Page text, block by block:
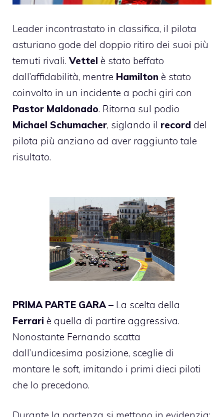
Leader incontrastato in classifica, il pilota
asturiano gode del doppio ritiro dei suoi più
temuti rivali.Vettel è stato beffato
dall’affidabilità, mentre Hamilton è stato
coinvolto in un incidente a pochi giri con
Pastor Maldonado. Ritorna sul podio
Michael Schumacher, siglando il record del
pilota più anziano ad aver raggiunto tale
risultato.
PRIMA PARTE GARA – La scelta della
Ferrari è quella di partire aggressiva.
Nonostante Fernando scatta
dall’undicesima posizione, sceglie di
montare le soft, imitando i primi dieci piloti
che lo precedono.